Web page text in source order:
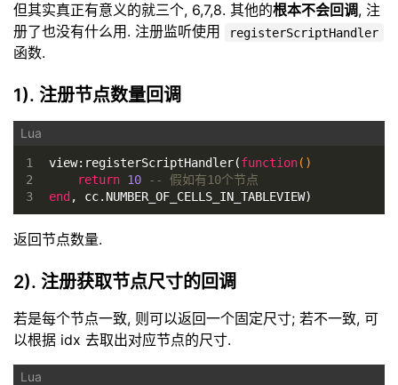
但其实真正有意义的就三个, 6,7,8. 其他的根本不会回调, 注
册了也没有什么用. 注册监听使用
registerScriptHandler
函数.
1). 注册节点数量回调
1
2
3
view:registerScriptHandler(function()
return 10
-- 假如有10个节点
end , cc.NUMBER_OF_CELLS_IN_TABLEVIEW)
返回节点数量.
2). 注册获取节点尺寸的回调
若是每个节点一致, 则可以返回一个固定尺寸; 若不一致, 可
以根据 idx 去取出对应节点的尺寸.